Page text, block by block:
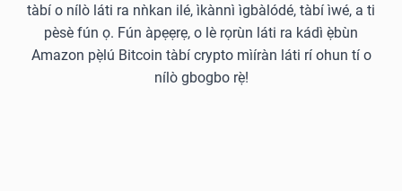
tàbí o nílò láti ra nǹkan ilé, ìkànnì ìgbàlódé, tàbí ìwé, a ti
pèsè fún ọ. Fún àpẹẹrẹ, o lè rọrùn láti ra kádì ẹ̀bùn
Amazon pẹ̀lú Bitcoin tàbí crypto mìíràn láti rí ohun tí o
nílò gbogbo rẹ̀!